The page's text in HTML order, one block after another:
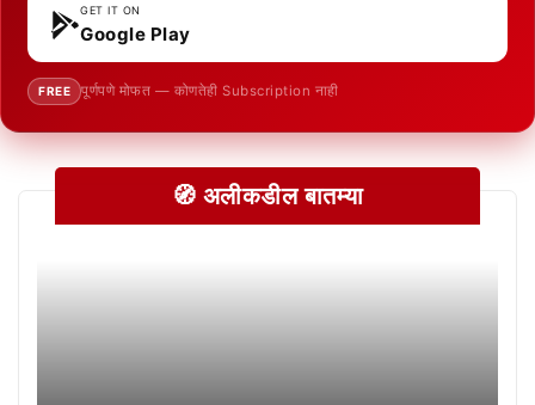
GET IT ON
Google Play
FREE पूर्णपणे मोफत — कोणतेही Subscription नाही
🧭 अलीकडील बातम्या